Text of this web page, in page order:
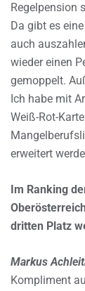
Regelpension
Da gibt es
auch
wieder einen
gemoppelt.
Ich habe mit
Weiß-Rot-
erweitert
Im Ranking
dritten Platz
Markus
Kompliment